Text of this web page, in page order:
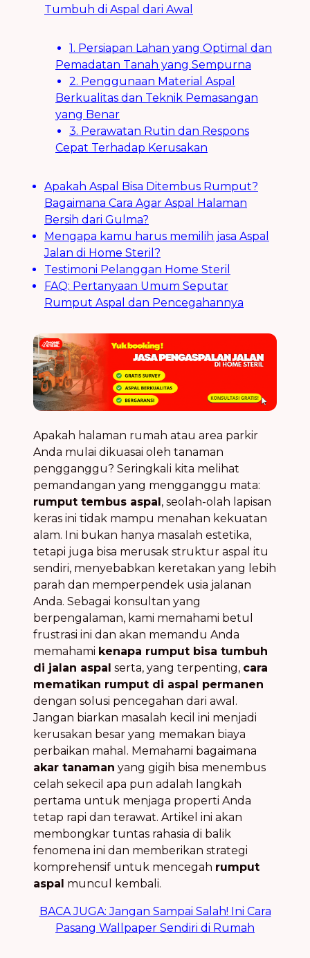
Tumbuh di Aspal dari Awal
1. Persiapan Lahan yang Optimal dan
Pemadatan Tanah yang Sempurna
2. Penggunaan Material Aspal
Berkualitas dan Teknik Pemasangan
yang Benar
3. Perawatan Rutin dan Respons
Cepat Terhadap Kerusakan
Apakah Aspal Bisa Ditembus Rumput?
Bagaimana Cara Agar Aspal Halaman
Bersih dari Gulma?
Mengapa kamu harus memilih jasa Aspal
Jalan di Home Steril?
Testimoni Pelanggan Home Steril
FAQ: Pertanyaan Umum Seputar
Rumput Aspal dan Pencegahannya
Apakah halaman rumah atau area parkir
Anda mulai dikuasai oleh tanaman
pengganggu? Seringkali kita melihat
pemandangan yang mengganggu mata:
rumput tembus aspal , seolah-olah lapisan
keras ini tidak mampu menahan kekuatan
alam. Ini bukan hanya masalah estetika,
tetapi juga bisa merusak struktur aspal itu
sendiri, menyebabkan keretakan yang lebih
parah dan memperpendek usia jalanan
Anda. Sebagai konsultan yang
berpengalaman, kami memahami betul
frustrasi ini dan akan memandu Anda
memahami kenapa rumput bisa tumbuh
di jalan aspal serta, yang terpenting, cara
mematikan rumput di aspal permanen
dengan solusi pencegahan dari awal.
Jangan biarkan masalah kecil ini menjadi
kerusakan besar yang memakan biaya
perbaikan mahal. Memahami bagaimana
akar tanaman yang gigih bisa menembus
celah sekecil apa pun adalah langkah
pertama untuk menjaga properti Anda
tetap rapi dan terawat. Artikel ini akan
membongkar tuntas rahasia di balik
fenomena ini dan memberikan strategi
komprehensif untuk mencegah rumput
aspal muncul kembali.
BACA JUGA: Jangan Sampai Salah! Ini Cara
Pasang Wallpaper Sendiri di Rumah